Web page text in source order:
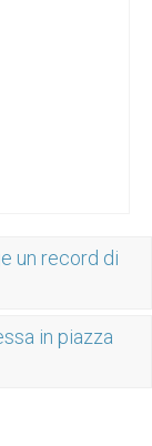
un record di
in piazza